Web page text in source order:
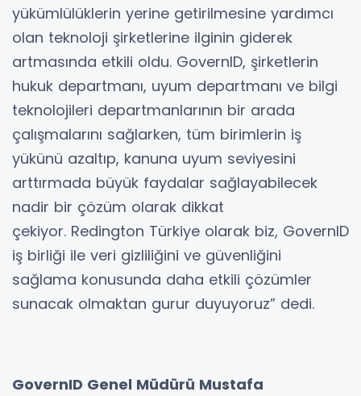
yükümlülüklerin yerine getirilmesine yardımcı
olan teknoloji şirketlerine ilginin giderek
artmasında etkili oldu. GovernID, şirketlerin
hukuk departmanı, uyum departmanı ve bilgi
teknolojileri departmanlarının bir arada
çalışmalarını sağlarken, tüm birimlerin iş
yükünü azaltıp, kanuna uyum seviyesini
arttırmada büyük faydalar sağlayabilecek
nadir bir çözüm olarak dikkat
çekiyor. Redington Türkiye olarak biz, GovernID
iş birliği ile veri gizliliğini ve güvenliğini
sağlama konusunda daha etkili çözümler
sunacak olmaktan gurur duyuyoruz” dedi.
GovernID Genel Müdürü Mustafa